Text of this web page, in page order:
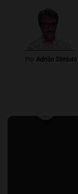
Por Adrián Simioni